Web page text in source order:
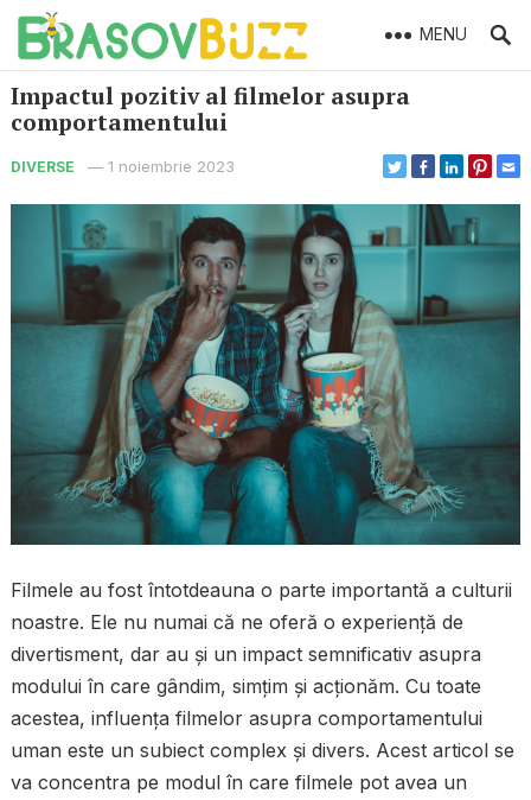
MENU
Impactul pozitiv al filmelor asupra
comportamentului
DIVERSE — 1 noiembrie 2023
Filmele au fost întotdeauna o parte importantă a culturii
noastre. Ele nu numai că ne oferă o experiență de
divertisment, dar au și un impact semnificativ asupra
modului în care gândim, simțim și acționăm. Cu toate
acestea, influența filmelor asupra comportamentului
uman este un subiect complex și divers. Acest articol se
va concentra pe modul în care filmele pot avea un